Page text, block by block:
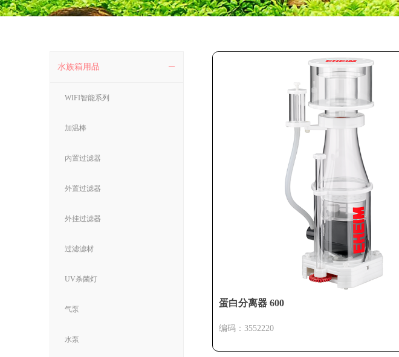
ꄵ
水族箱用品
WIFI智能系列
加温棒
内置过滤器
外置过滤器
外挂过滤器
过滤滤材
UV杀菌灯
气泵
水泵
蛋白分离器 600
编码：3552220